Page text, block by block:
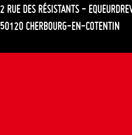
2 RUE DES RÉSISTANTS -
50120 CHERBOURG-EN-COTENTIN